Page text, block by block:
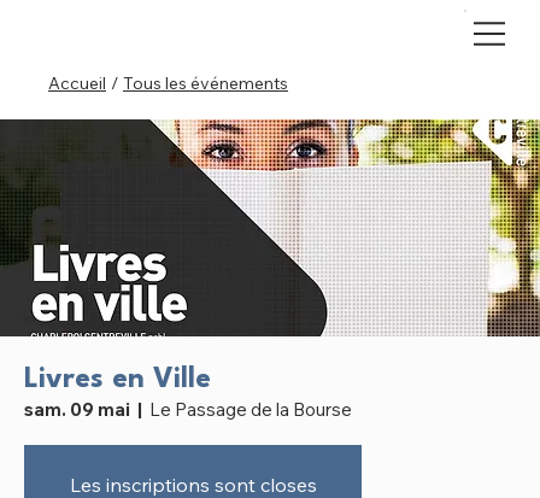
Accueil / Tous les événements
Livres en Ville
sam. 09 mai
  |
Le Passage de la Bourse
Les inscriptions sont closes